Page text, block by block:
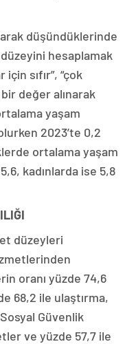
düşündüklerinde
hesaplamak
sıfır”, “çok
değer alınarak
yaşam
2023’te 0,2
ortalama yaşam
kadınlarda ise 5,8
düzeyleri
oranı yüzde 74,6
68,2 ile ulaştırma,
Güvenlik
ve yüzde 57,7 ile